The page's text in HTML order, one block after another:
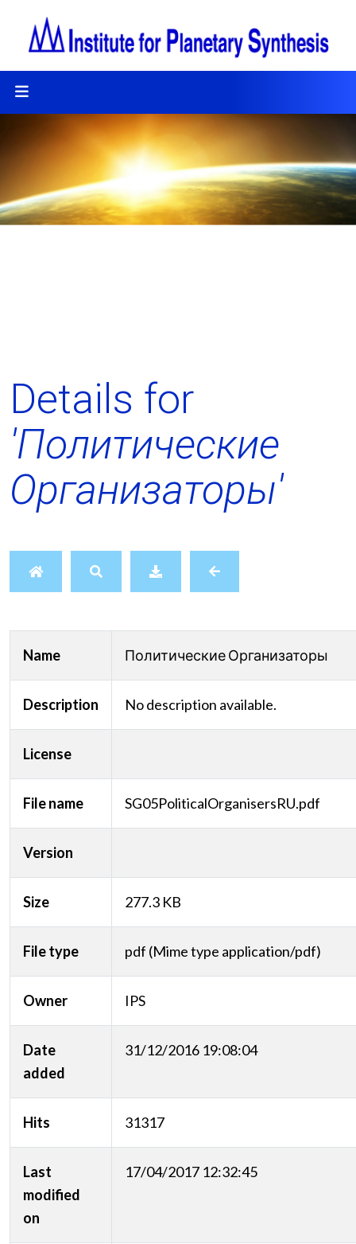
Details for
'Политические
Организаторы'
Name Политические Организаторы
Description No description available.
License
File name SG05PoliticalOrganisersRU.pdf
Version
Size 277.3 KB
File type pdf (Mime type application/pdf)
Owner IPS
Date
added
31/12/2016 19:08:04
Hits 31317
Last
modified
on
17/04/2017 12:32:45